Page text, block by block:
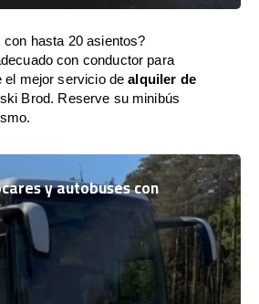
hasta 20 asientos?
con conductor para
el mejor servicio dealquiler de
Brod. Reserve su minibús
y autobuses con